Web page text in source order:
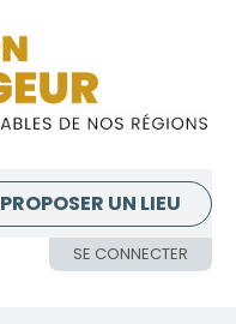
SE CONNECTER
PROPOSER UN LIEU